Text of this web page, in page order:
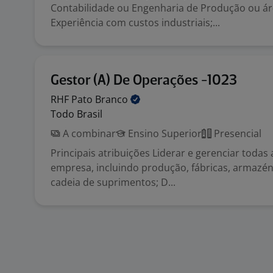
Contabilidade ou Engenharia de Produção ou
Experiência com custos industriais;...
Gestor (A) De Operações -1023
RHF Pato Branco
Todo Brasil
A combinar
Ensino Superior
Presencial
Principais atribuições Liderar e gerenciar todas
empresa, incluindo produção, fábricas,
cadeia de suprimentos; D...